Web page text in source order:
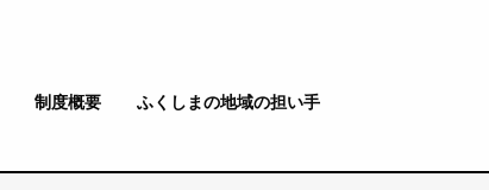
制度概要 ふくしまの地域の担い手